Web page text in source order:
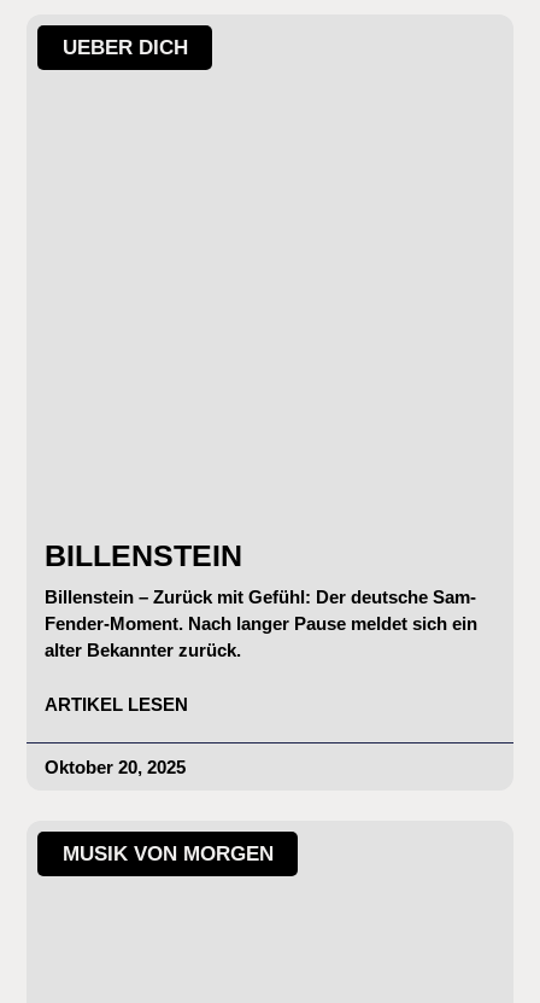
UEBER DICH
BILLENSTEIN
Billenstein – Zurück mit Gefühl: Der deutsche Sam-
Fender-Moment. Nach langer Pause meldet sich ein
alter Bekannter zurück.
ARTIKEL LESEN
Oktober 20, 2025
MUSIK VON MORGEN